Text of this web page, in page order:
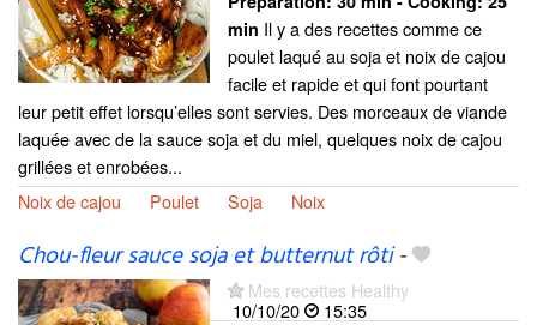
min Il y a des recettes comme ce
poulet laqué au soja et noix de cajou
facile et rapide et qui font pourtant
leur petit effet lorsqu’elles sont servies. Des morceaux de viande
laquée avec de la sauce soja et du miel, quelques noix de cajou
grillées et enrobées...
Noix de cajou
Poulet Soja Noix
Chou-fleur sauce soja et butternut rôti-
Mes recettes Healthy
10/10/20
15:35